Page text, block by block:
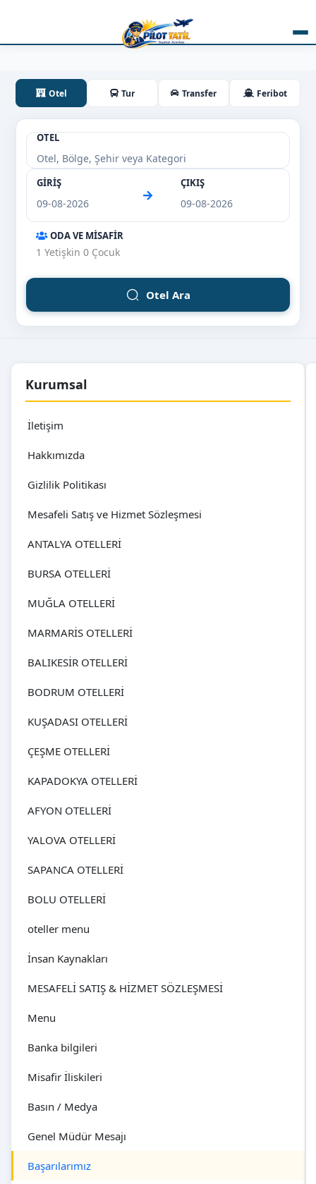
Otel Tur Transfer Feribot
OTEL
GİRİŞ ÇIKIŞ
ODA VE MİSAFİR
1 Yetişkin 0 Çocuk
Otel Ara
Kurumsal
İletişim
Hakkımızda
Gizlilik Politikası
Mesafeli Satış ve Hizmet Sözleşmesi
ANTALYA OTELLERİ
BURSA OTELLERİ
MUĞLA OTELLERİ
MARMARİS OTELLERİ
BALIKESİR OTELLERİ
BODRUM OTELLERİ
KUŞADASI OTELLERİ
ÇEŞME OTELLERİ
KAPADOKYA OTELLERİ
AFYON OTELLERİ
YALOVA OTELLERİ
SAPANCA OTELLERİ
BOLU OTELLERİ
oteller menu
İnsan Kaynakları
MESAFELİ SATIŞ & HİZMET SÖZLEŞMESİ
Menu
Banka bilgileri
Misafir İliskileri
Basın / Medya
Genel Müdür Mesajı
Başarılarımız